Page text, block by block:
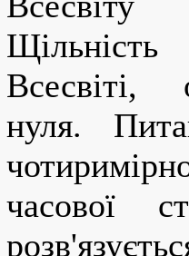
Всесвіті,
нуля.
часової